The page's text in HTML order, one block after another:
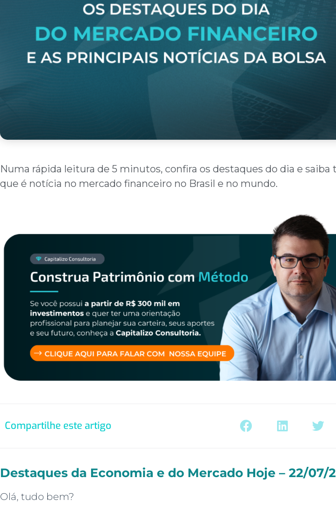
Numa rápida leitura de 5 minutos, confira os destaques do dia e saiba
que é notícia no mercado financeiro no Brasil e no mundo.
Compartilhe este artigo
Destaques da Economia e do Mercado Hoje – 22/07/
Olá, tudo bem?